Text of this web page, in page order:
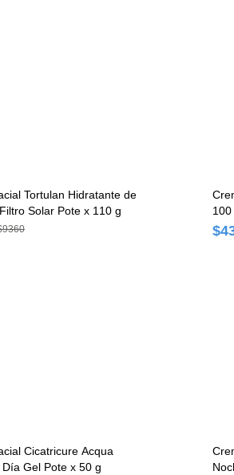
Tortulan Hidratante de
Solar Pote x 110 g
100
Cicatricure Acqua
Gel Pote x 50 g